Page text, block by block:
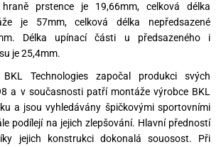
prstence je 19,66mm, celková délka
je 57mm, celková délka nepředsazené
Délka upínací části u předsazeného i
je 25,4mm.
Technologies započal produkci svých
a v současnosti patří montáže výrobce BKL
a jsou vyhledávány špičkovými sportovními
podílejí na jejich zlepšování. Hlavní předností
jejich konstrukci dokonalá souosost. Při